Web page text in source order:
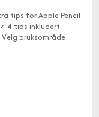
tips for Apple Pencil
✓ 4 tips inkludert
Velg bruksområde